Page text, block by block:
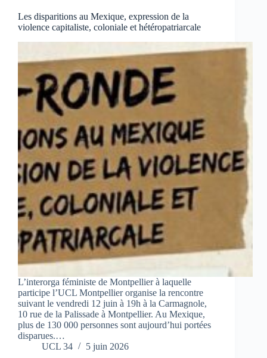
Les disparitions au Mexique, expression de la
violence capitaliste, coloniale et hétéropatriarcale
L’interorga féministe de Montpellier à laquelle
participe l’UCL Montpellier organise la rencontre
suivant le vendredi 12 juin à 19h à la Carmagnole,
10 rue de la Palissade à Montpellier. Au Mexique,
plus de 130 000 personnes sont aujourd’hui portées
disparues.…
UCL 34
5 juin 2026